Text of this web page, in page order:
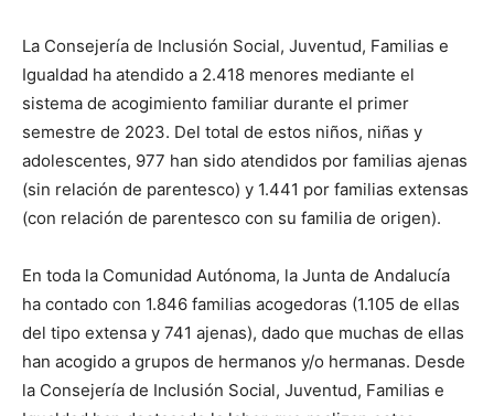
La Consejería de Inclusión Social, Juventud, Familias e
Igualdad ha atendido a 2.418 menores mediante el
sistema de acogimiento familiar durante el primer
semestre de 2023. Del total de estos niños, niñas y
adolescentes, 977 han sido atendidos por familias ajenas
(sin relación de parentesco) y 1.441 por familias extensas
(con relación de parentesco con su familia de origen).
En toda la Comunidad Autónoma, la Junta de Andalucía
ha contado con 1.846 familias acogedoras (1.105 de ellas
del tipo extensa y 741 ajenas), dado que muchas de ellas
han acogido a grupos de hermanos y/o hermanas. Desde
la Consejería de Inclusión Social, Juventud, Familias e